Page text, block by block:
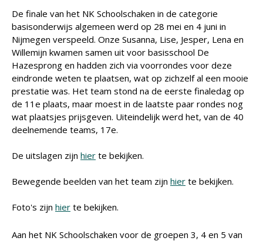
De finale van het NK Schoolschaken in de categorie
basisonderwijs algemeen werd op 28 mei en 4 juni in
Nijmegen verspeeld. Onze Susanna, Lise, Jesper, Lena en
Willemijn kwamen samen uit voor basisschool De
Hazesprong en hadden zich via voorrondes voor deze
eindronde weten te plaatsen, wat op zichzelf al een mooie
prestatie was. Het team stond na de eerste finaledag op
de 11e plaats, maar moest in de laatste paar rondes nog
wat plaatsjes prijsgeven. Uiteindelijk werd het, van de 40
deelnemende teams, 17e.
De uitslagen zijn hier te bekijken.
Bewegende beelden van het team zijn hier te bekijken.
Foto's zijn hier te bekijken.
Aan het NK Schoolschaken voor de groepen 3, 4 en 5 van